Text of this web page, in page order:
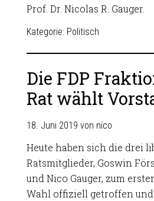
Prof. Dr. Nicolas R. Gauger.
Kategorie: Politisch
Die FDP
Rat wählt
18. Juni 2019 von nico
Heute haben sich die drei
Ratsmitglieder, Goswin
und Nico Gauger, zum
Wahl offiziell getroffen und